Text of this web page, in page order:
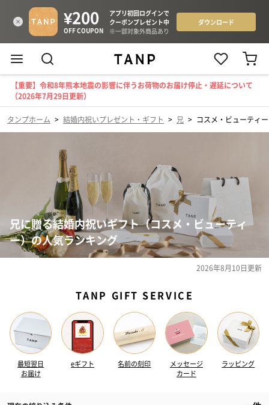
【重要】令和8年熊本地震の影響に伴うお荷物のお届け停止・遅延について
（2026年7月29日更新）
タンプホーム > 結婚内祝いプレゼント・ギフト > 兄 > コスメ・ビューティー
兄に贈る結婚内祝いギフト（コスメ・ビューティ
ー）の人気ランキング
2026年8月10日更新
TANP GIFT SERVICE
最短翌日
お届け
eギフト 名前の刻印
メッセージ
カード
ラッピング